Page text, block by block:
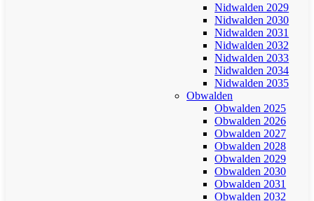
Nidwalden 2029
Nidwalden 2030
Nidwalden 2031
Nidwalden 2032
Nidwalden 2033
Nidwalden 2034
Nidwalden 2035
Obwalden
Obwalden 2025
Obwalden 2026
Obwalden 2027
Obwalden 2028
Obwalden 2029
Obwalden 2030
Obwalden 2031
Obwalden 2032